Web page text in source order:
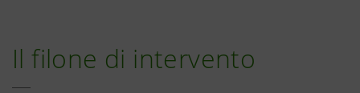
Il filone di intervento